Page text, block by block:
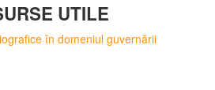
UTILE
în domeniul guvernării